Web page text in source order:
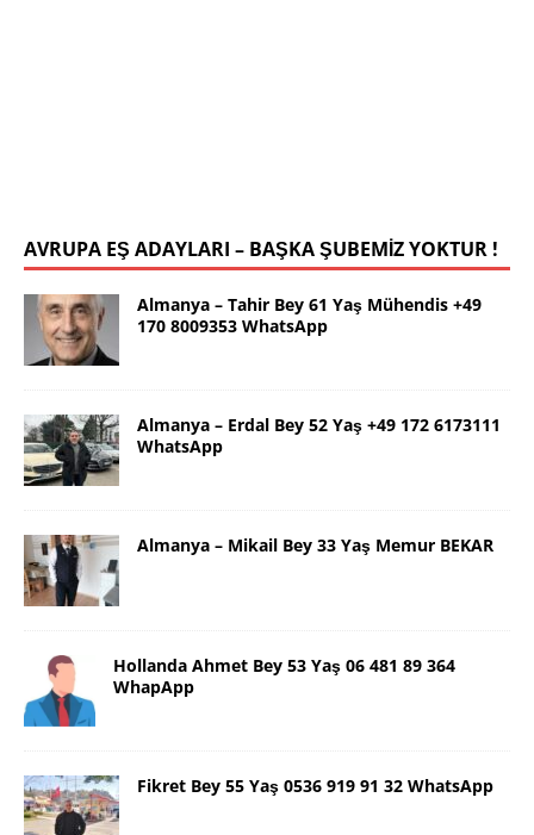
AVRUPA EŞ ADAYLARI – BAŞKA ŞUBEMİZ YOKTUR !
Almanya – Tahir Bey 61 Yaş Mühendis +49
170 8009353 WhatsApp
Almanya – Erdal Bey 52 Yaş +49 172 6173111
WhatsApp
Almanya – Mikail Bey 33 Yaş Memur BEKAR
Hollanda Ahmet Bey 53 Yaş 06 481 89 364
WhapApp
Fikret Bey 55 Yaş 0536 919 91 32 WhatsApp